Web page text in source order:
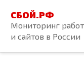
контенту
СБОЙ.РФ
Мониторинг
и сайтов в России